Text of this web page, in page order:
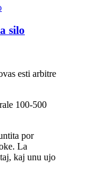
silo
esti arbitre
100-500
por
La
kaj unu ujo